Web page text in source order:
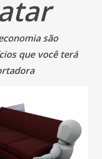
são
que você terá